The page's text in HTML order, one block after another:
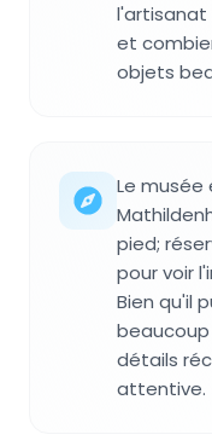
l'artisanat
et
objets
Le
pied;
pour voir
Bien qu'il
détails
attentive.